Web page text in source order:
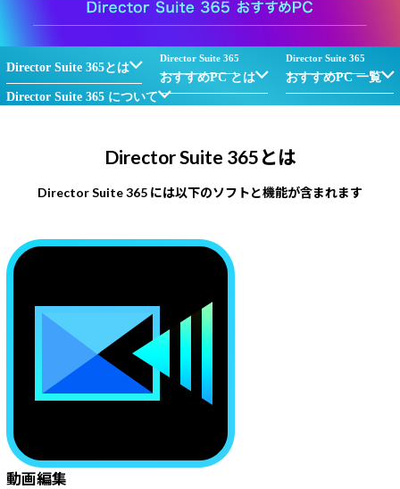
Director Suite 365とは
Director Suite 365
おすすめPC とは
Director Suite 365
おすすめPC 一覧
Director Suite 365 について
Director Suite 365とは
Director Suite 365 には以下のソフトと機能が含まれます
動画編集